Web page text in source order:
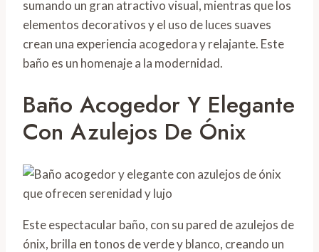
sumando un gran atractivo visual, mientras que los
elementos decorativos y el uso de luces suaves
crean una experiencia acogedora y relajante. Este
baño es un homenaje a la modernidad.
Baño Acogedor Y Elegante
Con Azulejos De Ónix
Este espectacular baño, con su pared de azulejos de
ónix, brilla en tonos de verde y blanco, creando un